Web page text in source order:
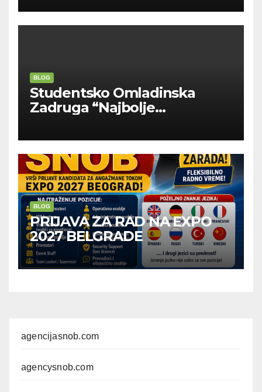
BLOG
Studentsko Omladinska
Zadruga “Najbolje
BLOG
PRIJAVA ZA RAD NA EXPO
2027 BELGRADE
agencijasnob.com
agencysnob.com